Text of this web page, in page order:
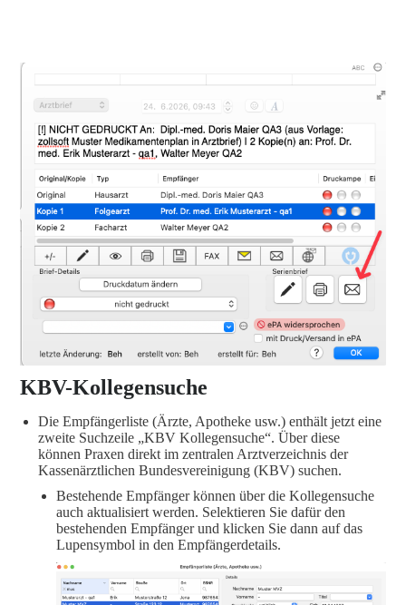
KBV-Kollegensuche
Die Empfängerliste (Ärzte, Apotheke usw.) enthält jetzt eine
zweite Suchzeile „KBV Kollegensuche“. Über diese
können Praxen direkt im zentralen Arztverzeichnis der
Kassenärztlichen Bundesvereinigung (KBV) suchen.
Bestehende Empfänger können über die Kollegensuche
auch aktualisiert werden. Selektieren Sie dafür den
bestehenden Empfänger und klicken Sie dann auf das
Lupensymbol in den Empfängerdetails.